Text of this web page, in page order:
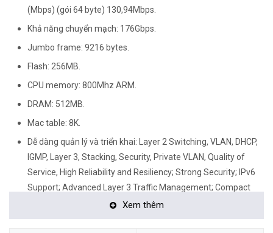
(Mbps) (gói 64 byte) 130,94Mbps.
Khả năng chuyển mạch: 176Gbps.
Jumbo frame: 9216 bytes.
Flash: 256MB.
CPU memory: 800Mhz ARM.
DRAM: 512MB.
Mac table: 8K.
Dễ dàng quản lý và triển khai: Layer 2 Switching, VLAN, DHCP,
IGMP, Layer 3, Stacking, Security, Private VLAN, Quality of
Service, High Reliability and Resiliency; Strong Security; IPv6
Support; Advanced Layer 3 Traffic Management; Compact
Design; Power Efficiency; Peace of Mind and Investment
Protection.
Xem thêm